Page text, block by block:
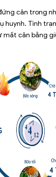
cân trong
huynh. Tình
mất cân bằng